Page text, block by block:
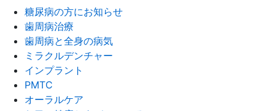
糖尿病の方にお知らせ
歯周病治療
歯周病と全身の病気
ミラクルデンチャー
インプラント
PMTC
オーラルケア